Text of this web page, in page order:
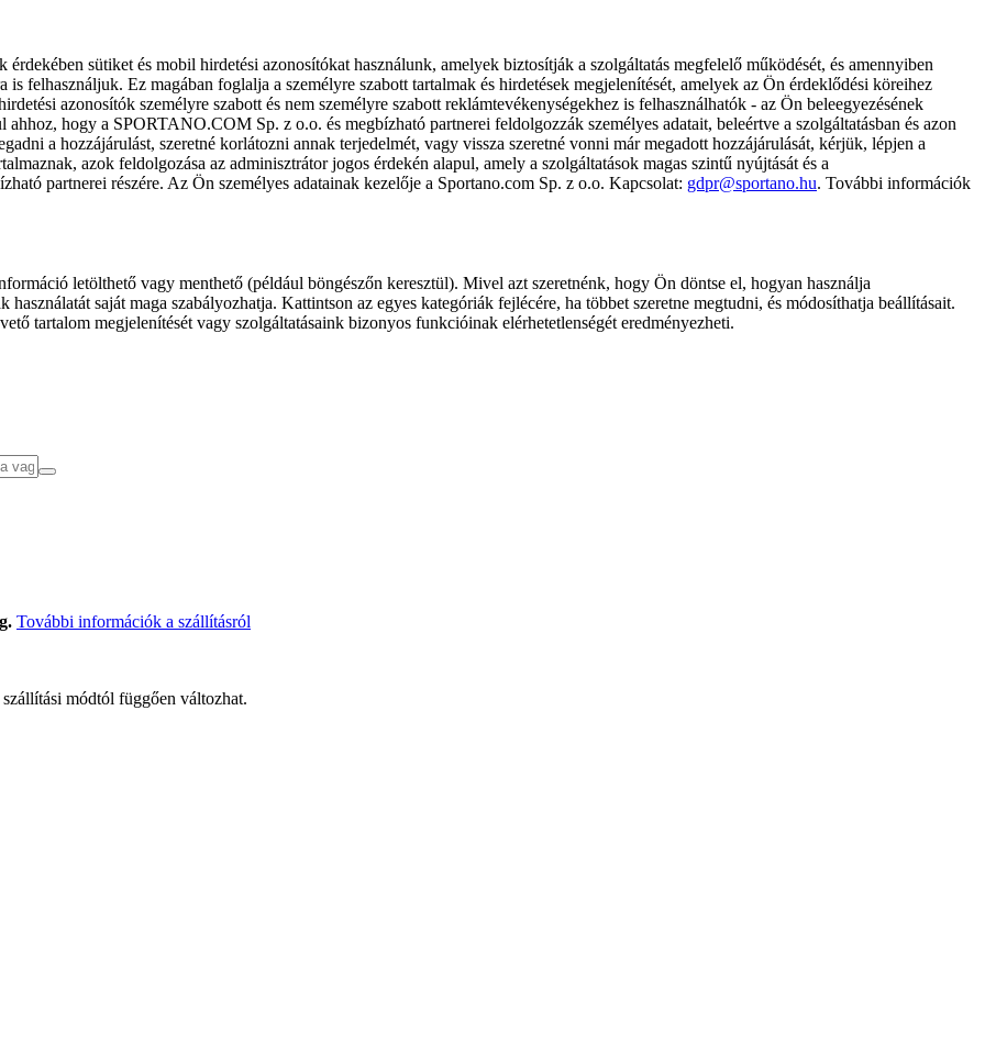
sütiket és mobil hirdetési azonosítókat használunk, amelyek biztosítják a szolgáltatás megfelelő működését, és amennyiben
is felhasználjuk. Ez magában foglalja a személyre szabott tartalmak és hirdetések megjelenítését, amelyek az Ön érdeklődési köreihez
azonosítók személyre szabott és nem személyre szabott reklámtevékenységekhez is felhasználhatók - az Ön beleegyezésének
hogy a SPORTANO.COM Sp. z o.o. és megbízható partnerei feldolgozzák személyes adatait, beleértve a szolgáltatásban és azon
a hozzájárulást, szeretné korlátozni annak terjedelmét, vagy vissza szeretné vonni már megadott hozzájárulását, kérjük, lépjen a
azok feldolgozása az adminisztrátor jogos érdekén alapul, amely a szolgáltatások magas szintű nyújtását és a
partnerei részére. Az Ön személyes adatainak kezelője a Sportano.com Sp. z o.o. Kapcsolat: gdpr@sportano.hu. További információk
letölthető vagy menthető (például böngészőn keresztül). Mivel azt szeretnénk, hogy Ön döntse el, hogyan használja
saját maga szabályozhatja. Kattintson az egyes kategóriák fejlécére, ha többet szeretne megtudni, és módosíthatja beállításait.
tartalom megjelenítését vagy szolgáltatásaink bizonyos funkcióinak elérhetetlenségét eredményezheti.
További információk a szállításról
módtól függően változhat.